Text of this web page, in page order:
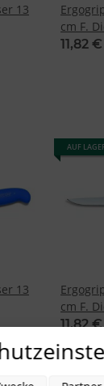
13
cm F.
11,82 €
13
AUF
cm F.
11,82